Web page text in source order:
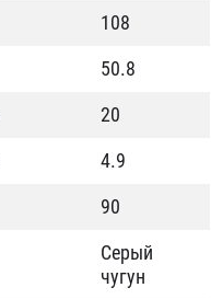
108
50.8
20
4.9
90
Серый
чугун